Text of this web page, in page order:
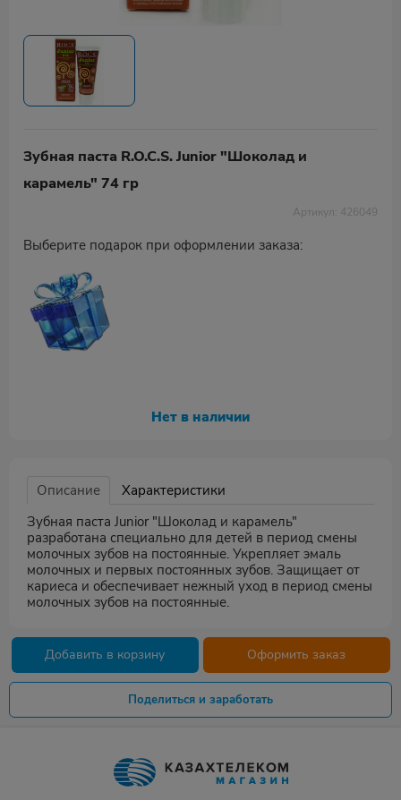
Зубная паста R.O.C.S. Junior "Шоколад и
карамель" 74 гр
Артикул: 426049
Выберите подарок при оформлении заказа:
Нет в наличии
Описание
Характеристики
Зубная паста Junior "Шоколад и карамель"
разработана специально для детей в период смены
молочных зубов на постоянные. Укрепляет эмаль
молочных и первых постоянных зубов. Защищает от
кариеса и обеспечивает нежный уход в период смены
молочных зубов на постоянные.
Добавить в корзину Оформить заказ
Поделиться и заработать